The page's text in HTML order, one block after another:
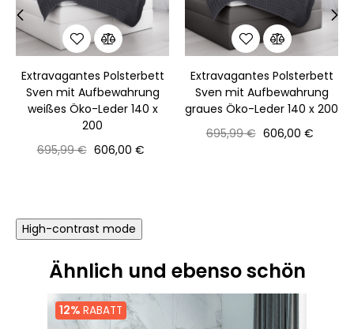
Extravagantes Polsterbett
Sven mit Aufbewahrung
weißes Öko-Leder 140 x
200
Normaler
695,99 € Preis
606,00 €
Extravagantes Polsterbett
Sven mit Aufbewahrung
graues Öko-Leder 140 x 200
Normaler
695,99 € Preis
606,00 €
High-contrast mode
Ähnlich und ebenso schön
12% RABATT